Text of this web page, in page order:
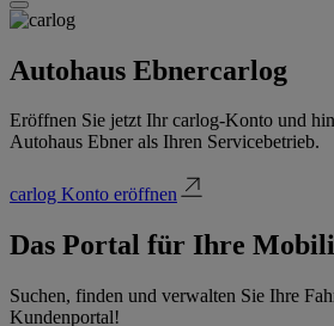
Autohaus Ebnercarlog
Eröffnen Sie jetzt Ihr carlog-Konto und
Autohaus Ebner als Ihren Servicebetrieb.
carlog Konto eröffnen
Das Portal für Ihre
Suchen, finden und verwalten Sie Ihre
Kundenportal!